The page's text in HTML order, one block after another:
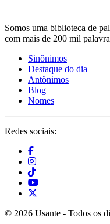
Somos uma biblioteca de
com mais de 200 mil
Sinônimos
Destaque do dia
Antônimos
Blog
Nomes
Redes sociais:
© 2026 Usante - Todos os